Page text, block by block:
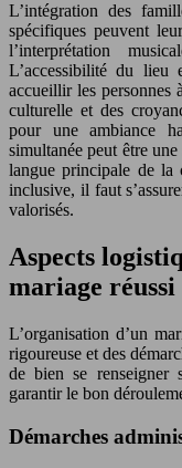
L’intégration des
spécifiques peuvent
l’interprétation
L’accessibilité du lieu
accueillir les personnes
culturelle et des
pour une ambiance
simultanée peut être
langue principale de la
inclusive, il faut
valorisés.
Aspects
mariage réussi
L’organisation d’un
rigoureuse et des
de bien se renseigner
garantir le bon
Démarches